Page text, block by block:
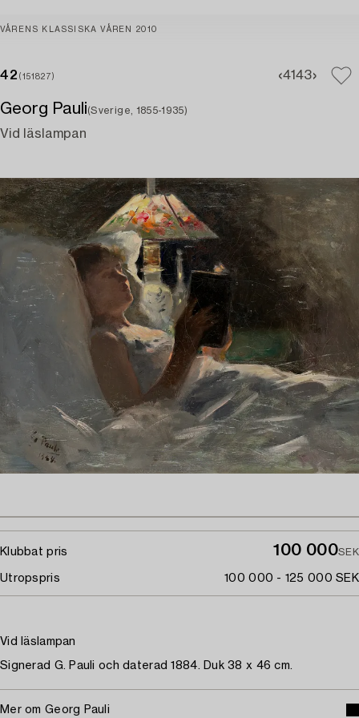
VÅRENS KLASSISKA VÅREN 2010
42 (151827) 4143
Georg Pauli(Sverige, 1855-1935)
Vid läslampan
Klubbat pris 100 000SEK
Utropspris 100 000 - 125 000 SEK
Vid läslampan
Signerad G. Pauli och daterad 1884. Duk 38 x 46 cm.
Mer om Georg Pauli